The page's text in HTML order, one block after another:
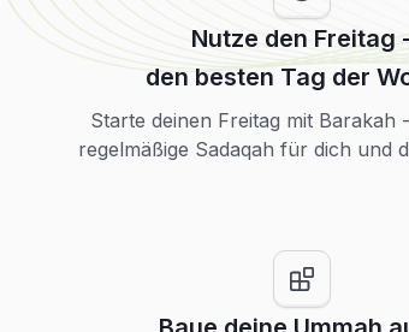
Nutze den Freitag
den besten Tag der
Starte deinen Freitag mit Barakah
regelmäßige Sadaqah für dich und